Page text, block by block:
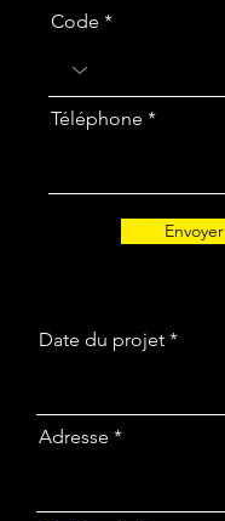
Code
Téléphone
Envoyer
Date du projet
Adresse